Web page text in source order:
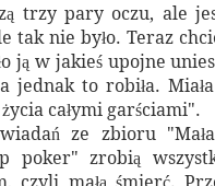
trzy pary oczu, ale
tak nie było. Teraz
ją w jakieś upojne
jednak to robiła.
całymi garściami".
ze zbioru
poker" zrobią